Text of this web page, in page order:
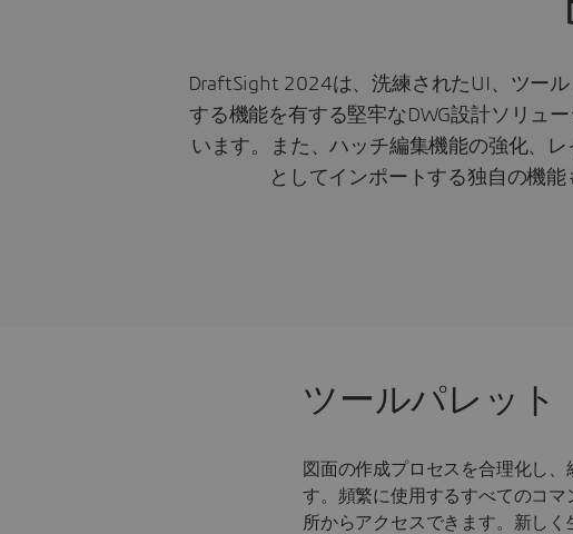
DraftSight 2024は、洗練されたUI、ツー
する機能を有する堅牢なDWG設計ソリュ
います。また、ハッチ編集機能の強化、
としてインポートする独自の機
ツールパレット
図面の作成プロセスを合理化し、
す。頻繁に使用するすべてのコ
所からアクセスできます。新しく